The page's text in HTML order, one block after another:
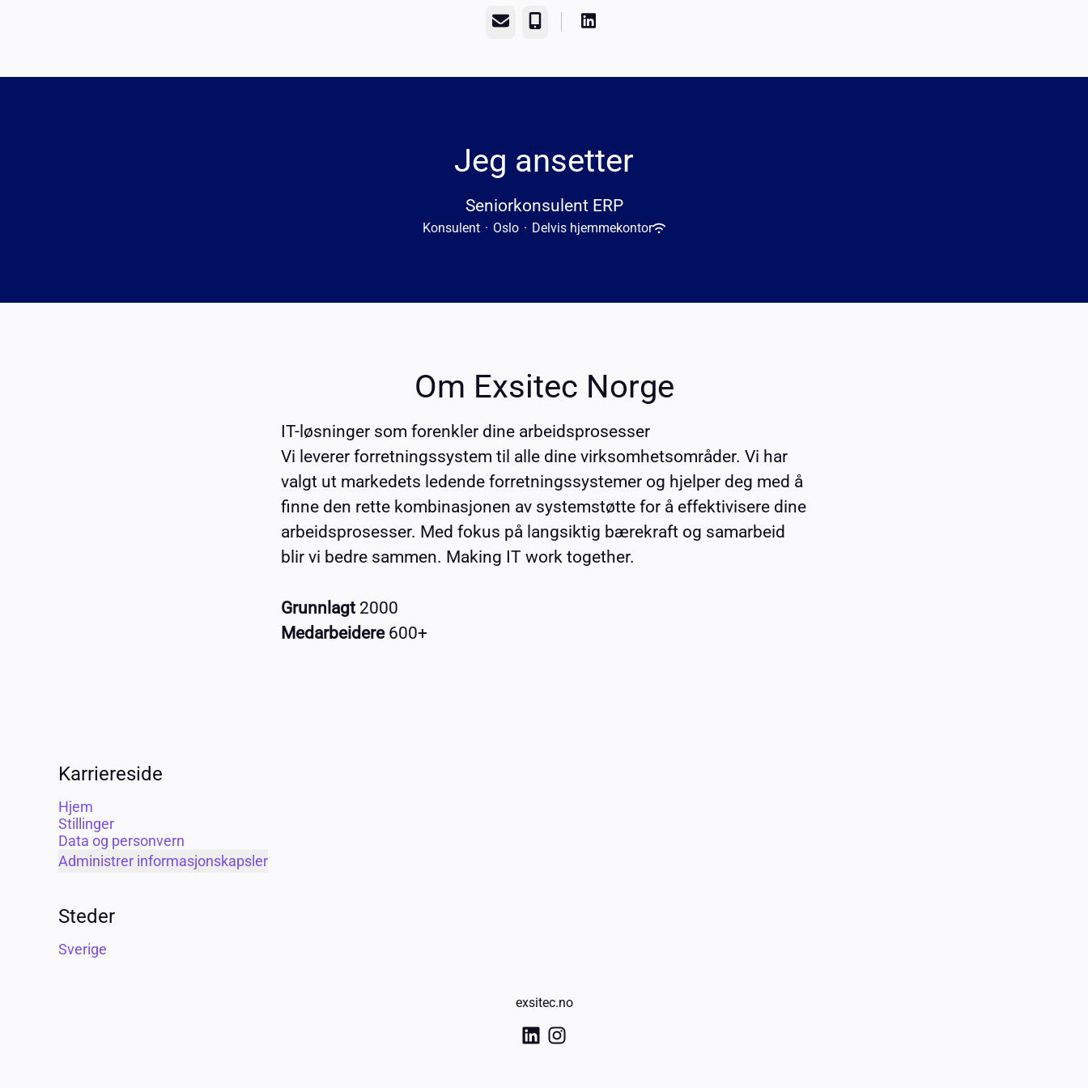
E-post Telefonnummer
Jeg ansetter
Seniorkonsulent ERP
Konsulent · Oslo · Delvis hjemmekontor
Om Exsitec Norge
IT-løsninger som forenkler dine arbeidsprosesser
Vi leverer forretningssystem til alle dine virksomhetsområder. Vi har
valgt ut markedets ledende forretningssystemer og hjelper deg med å
finne den rette kombinasjonen av systemstøtte for å effektivisere dine
arbeidsprosesser. Med fokus på langsiktig bærekraft og samarbeid
blir vi bedre sammen. Making IT work together.
Grunnlagt 2000
Medarbeidere 600+
Karriereside
Hjem
Stillinger
Data og personvern
Administrer informasjonskapsler
Steder
Sverige
exsitec.no